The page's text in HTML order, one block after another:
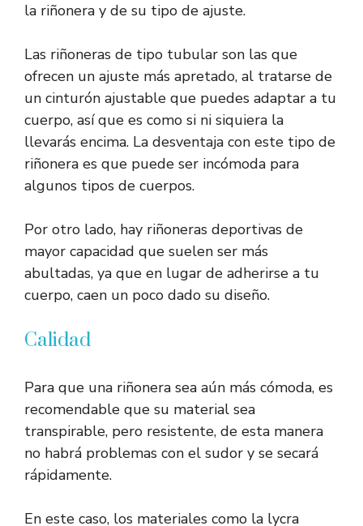
la riñonera y de su tipo de ajuste.
Las riñoneras de tipo tubular son las que
ofrecen un ajuste más apretado, al tratarse de
un cinturón ajustable que puedes adaptar a tu
cuerpo, así que es como si ni siquiera la
llevarás encima. La desventaja con este tipo de
riñonera es que puede ser incómoda para
algunos tipos de cuerpos.
Por otro lado, hay riñoneras deportivas de
mayor capacidad que suelen ser más
abultadas, ya que en lugar de adherirse a tu
cuerpo, caen un poco dado su diseño.
Calidad
Para que una riñonera sea aún más cómoda, es
recomendable que su material sea
transpirable, pero resistente, de esta manera
no habrá problemas con el sudor y se secará
rápidamente.
En este caso, los materiales como la lycra